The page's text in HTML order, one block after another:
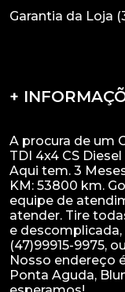
Garantia da Loja
+
A procura de um
TDI 4x4 CS
Aqui tem. 3
KM: 53800 km.
equipe de
atender. Tire
e
(47)99915-9975,
Nosso endereço
Ponta Aguda,